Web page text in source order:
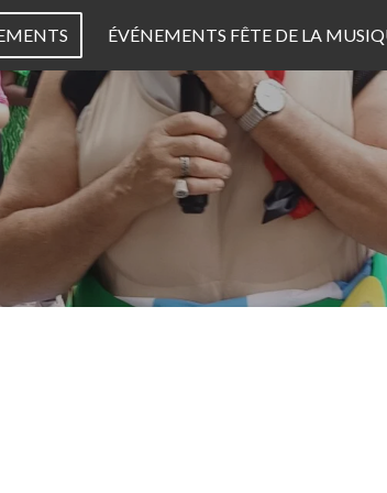
ÉVÉNEMENTS FÊTE DE LA